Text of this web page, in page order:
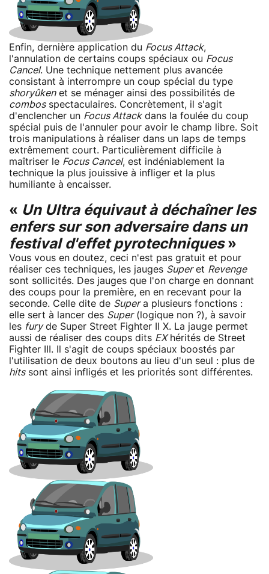
Enfin, dernière application du Focus Attack,
l'annulation de certains coups spéciaux ou Focus
Cancel. Une technique nettement plus avancée
consistant à interrompre un coup spécial du type
shoryûkenet se ménager ainsi des possibilités de
combosspectaculaires. Concrètement, il s'agit
d'enclencher un Focus Attackdans la foulée du coup
spécial puis de l'annuler pour avoir le champ libre. Soit
trois manipulations à réaliser dans un laps de temps
extrêmement court. Particulièrement difficile à
maîtriser le Focus Cancel, est indéniablement la
technique la plus jouissive à infliger et la plus
humiliante à encaisser.
« Un Ultra équivaut à déchaîner les
enfers sur son adversaire dans un
festival d'effet pyrotechniques»
Vous vous en doutez, ceci n'est pas gratuit et pour
réaliser ces techniques, les jauges Superet Revenge
sont sollicités. Des jauges que l'on charge en donnant
des coups pour la première, en en recevant pour la
seconde. Celle dite de Supera plusieurs fonctions :
elle sert à lancer des Super(logique non ?), à savoir
les furyde Super Street Fighter II X. La jauge permet
aussi de réaliser des coups dits EXhérités de Street
Fighter III. Il s'agit de coups spéciaux boostés par
l'utilisation de deux boutons au lieu d'un seul : plus de
hitssont ainsi infligés et les priorités sont différentes.